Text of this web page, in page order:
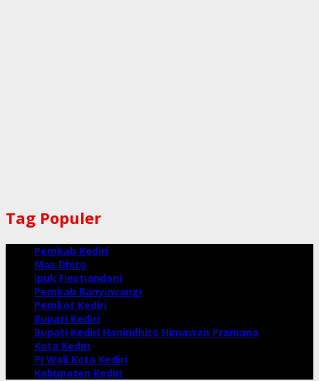
Tag Populer
Pemkab Kediri
Mas Dhito
Ipuk Fiestiandani
Pemkab Banyuwangi
Pemkot Kediri
Bupati Kediri
Bupati Kediri Hanindhito Himawan Pramana
Kota Kediri
Pj Wali Kota Kediri
Kabupaten Kediri